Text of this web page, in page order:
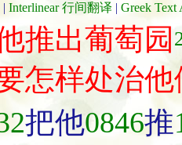
| Interlinear 行间翻译 | Greek
推出葡萄园
怎样处治他
把他0846推